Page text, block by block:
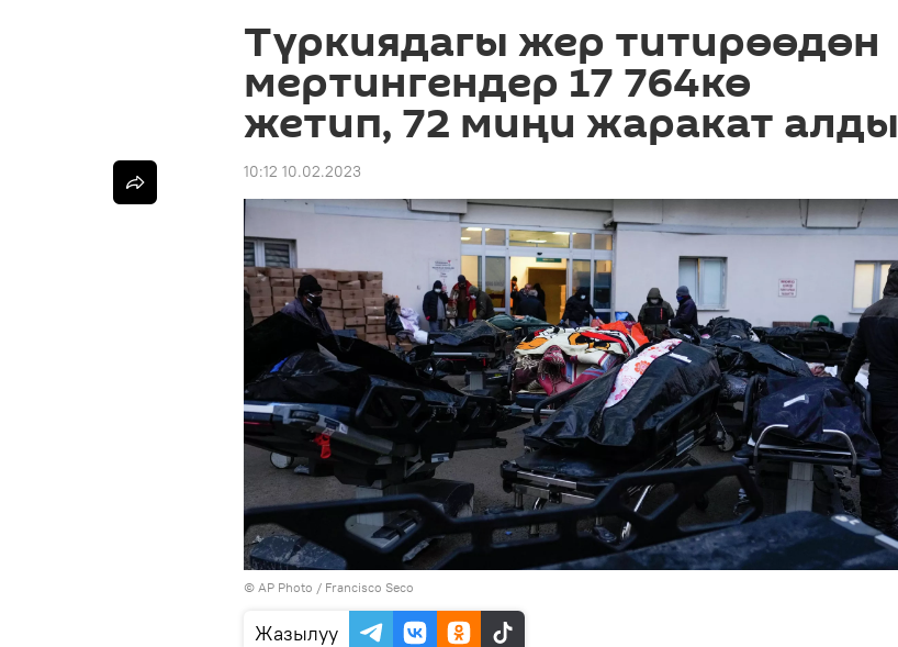
Түркиядагы жер титирөөдөн
мертингендер 17 764кө
жетип, 72 миңи жаракат алды
10:12 10.02.2023
© AP Photo / Francisco Seco
Жазылуу